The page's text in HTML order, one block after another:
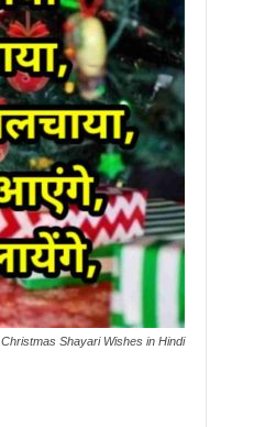
Christmas Shayari Wishes in Hindi